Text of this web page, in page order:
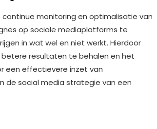
continue monitoring en optimalisatie van
op sociale mediaplatforms te
in wat wel en niet werkt. Hierdoor
resultaten te behalen en het
een effectievere inzet van
de social media strategie van een